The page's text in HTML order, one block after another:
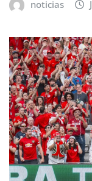
noticias